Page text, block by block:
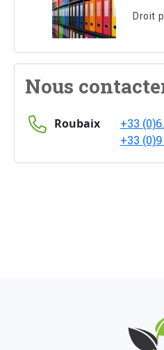
Droit
Nous
Roubaix
+33
+33